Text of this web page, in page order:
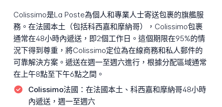
Colissimo是La Poste為個人和專業人士寄送包裹的旗艦服
務。在法國本土（包括科西嘉和摩納哥），Colissimo包裹
通常在48小時內遞送，即2個工作日。這個期限在95%的情
況下得到尊重，將Colissimo定位為在線商務和私人郵件的
可靠解決方案。遞送在週一至週六進行，根據分配區域通常
在上午8點至下午6點之間。
Colissimo法國： 在法國本土、科西嘉和摩納哥48小時
內遞送，週一至週六